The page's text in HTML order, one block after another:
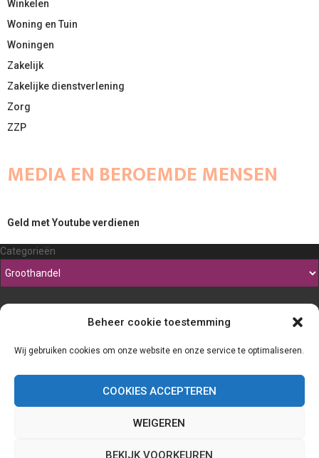
Beheer cookie toestemming
Wij gebruiken cookies om onze website en onze service te optimaliseren.
COOKIES ACCEPTEREN
WEIGEREN
BEKIJK VOORKEUREN
Winkelen
Woning en Tuin
Woningen
Zakelijk
Zakelijke dienstverlening
Zorg
ZZP
MEDIA EN BEROEMDE MENSEN
Geld met Youtube verdienen
Categorieën
@2023 - www.Thefineliner.be. All Right Reserved.